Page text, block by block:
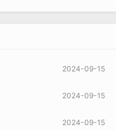
2024-09-15
2024-09-15
2024-09-15